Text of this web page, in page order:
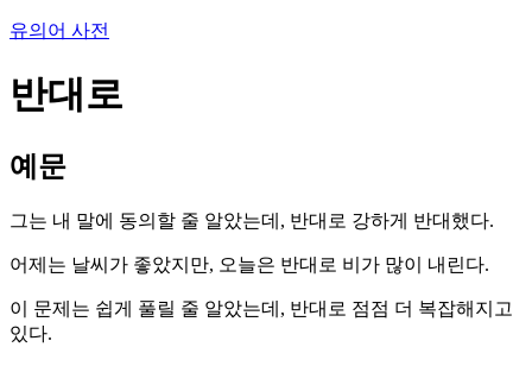
유의어 사전
반대로
예문
그는 내 말에 동의할 줄 알았는데, 반대로 강하게 반대했다.
어제는 날씨가 좋았지만, 오늘은 반대로 비가 많이 내린다.
이 문제는 쉽게 풀릴 줄 알았는데, 반대로 점점 더 복잡해지고
있다.